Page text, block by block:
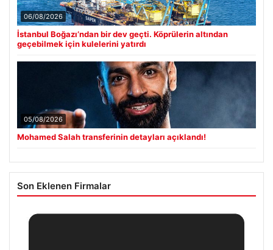
06/08/2026
İstanbul Boğazı’ndan bir dev geçti. Köprülerin altından
geçebilmek için kulelerini yatırdı
05/08/2026
Mohamed Salah transferinin detayları açıklandı!
Son Eklenen Firmalar